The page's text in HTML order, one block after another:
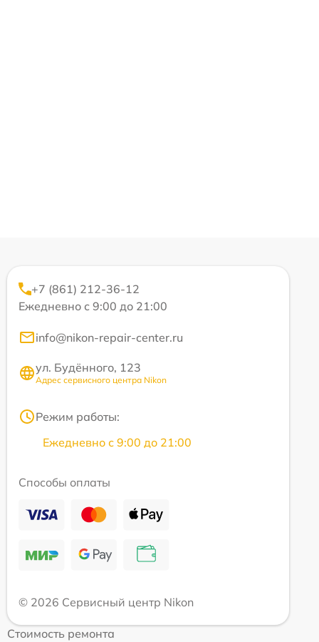
+7 (861) 212-36-12
Ежедневно с 9:00 до 21:00
info@nikon-repair-center.ru
ул. Будённого, 123
Адрес сервисного центра Nikon
Режим работы:
Ежедневно с 9:00 до 21:00
Способы оплаты
© 2026 Сервисный центр Nikon
Стоимость ремонта